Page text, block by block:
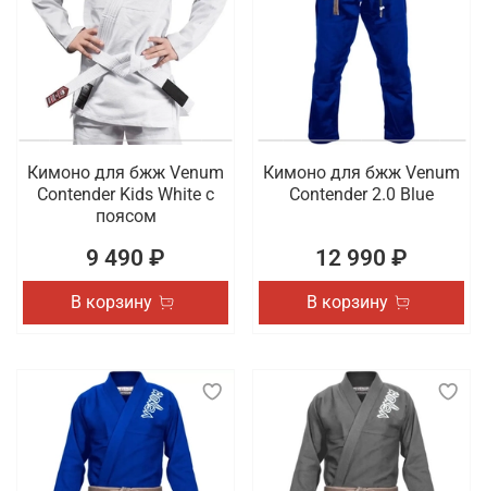
Кимоно для бжж Venum
Contender Kids White с
поясом
9 490 ₽
В корзину
Кимоно для бжж Venum
Contender 2.0 Blue
12 990 ₽
В корзину